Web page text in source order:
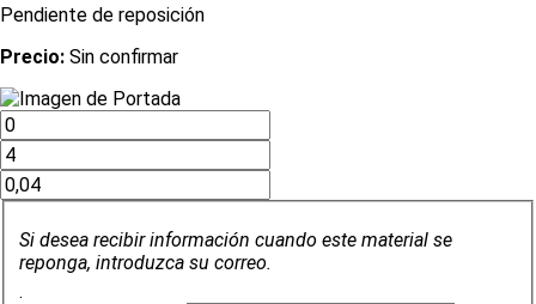
Pendiente de reposición
Precio: Sin confirmar
Si desea recibir información cuando este material se
reponga, introduzca su correo.
.